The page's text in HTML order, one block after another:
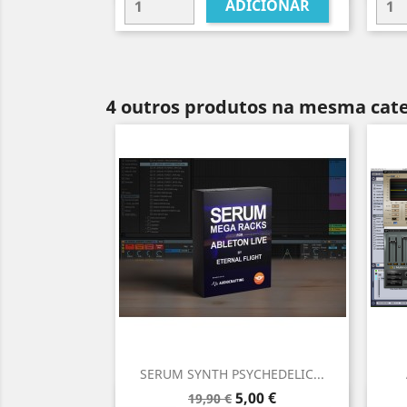
ADICIONAR
4 outros produtos na mesma
SERUM SYNTH PSYCHEDELIC...
Preço
19,90 € Preço
5,00 €